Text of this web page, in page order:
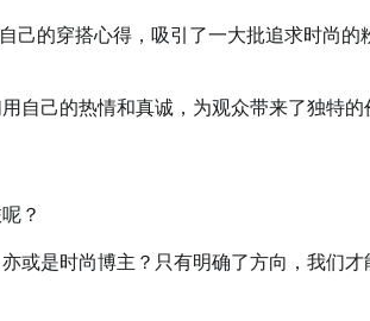
己的穿搭心得，吸引了一大批追求时尚的
自己的热情和真诚，为观众带来了独特的
？
或是时尚博主？只有明确了方向，我们才